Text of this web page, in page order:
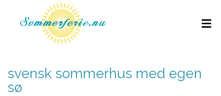
svensk sommerhus med egen
sø